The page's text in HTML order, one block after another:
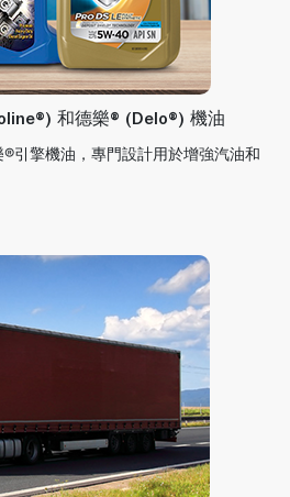
和德樂® (Delo®) 機油
引擎機油，專門設計用於增強汽油和